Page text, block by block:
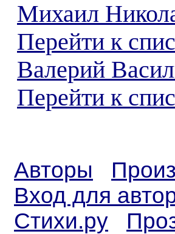
Михаил
Перейти к
Валерий
Перейти к
Авторы
Вход для
Стихи.ру